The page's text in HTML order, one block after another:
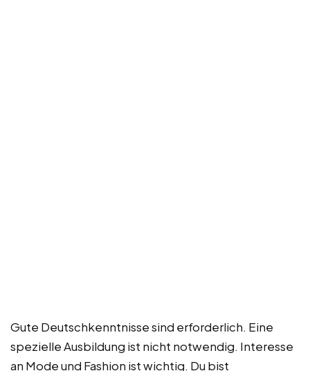
Gute Deutschkenntnisse sind erforderlich. Eine
spezielle Ausbildung ist nicht notwendig. Interesse
an Mode und Fashion ist wichtig. Du bist